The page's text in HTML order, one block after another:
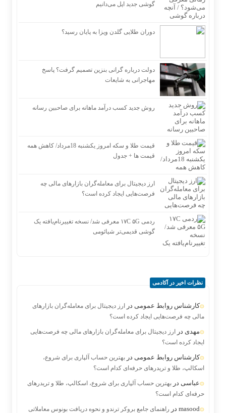
گوشی جدید اپل می‌دانیم
دوران طلایی گلدن ویزا به پایان رسید؟
دولت درباره گرانی بنزین تصمیم گرفت؟ پاسخ
مهاجرانی به شایعات
روش جدید کسب درآمد ماهانه برای صاحبین رسانه
قیمت طلا و سکه امروز یکشنبه 18مرداد/ کاهش همه
قیمت ها + جدول
ارز دیجیتال برای معامله‌گران بازارهای مالی چه
فرصت‌هایی ایجاد کرده است؟
ردمی ۱۷C ۵G معرفی شد/ نسخه تغییرنام‌یافته یک
گوشی قدیمی‌تر شیائومی
نظرات اخیر در آکادمی
کارشناس روابط عمومی در
ارز دیجیتال برای معامله‌گران بازارهای
مالی چه فرصت‌هایی ایجاد کرده است؟
مهدی در
ارز دیجیتال برای معامله‌گران بازارهای مالی چه فرصت‌هایی
ایجاد کرده است؟
کارشناس روابط عمومی در بهترین حساب آلپاری برای شروع،
اسکالپ، طلا و تریدرهای حرفه‌ای کدام است؟
عباسی در بهترین حساب آلپاری برای شروع، اسکالپ، طلا و تریدرهای
حرفه‌ای کدام است؟
masood در راهنمای جامع بروکر ترندو و نحوه دریافت بونوس معاملاتی